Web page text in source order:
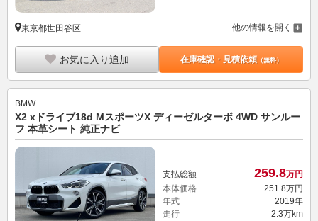
東京都世田谷区 他の情報を開く
お気に入り追加 在庫確認・見積依頼（無料）
BMW
X2 xドライブ18d MスポーツX ディーゼルターボ 4WD サンルー
フ 本革シート 純正ナビ
支払総額 259.8万円
本体価格
251.8万円
年式
2019年
走行
2.3万km